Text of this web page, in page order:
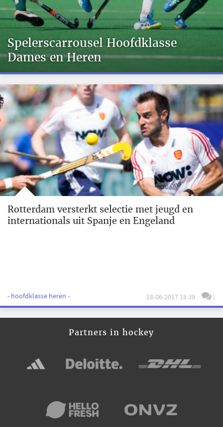
Spelerscarrousel Hoofdklasse
Dames en Heren
Rotterdam versterkt selectie met jeugd en
internationals uit Spanje en Engeland
- hoofdklasse heren - 28-06-2017 18:39 1
Partners in hockey